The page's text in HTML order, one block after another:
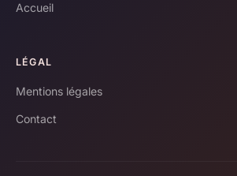
Accueil
LÉGAL
Mentions légales
Contact